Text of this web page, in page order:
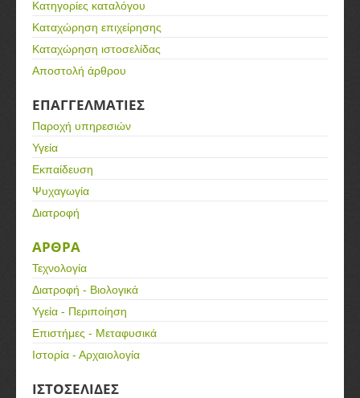
Κατηγορίες καταλόγου
Καταχώρηση επιχείρησης
Καταχώρηση ιστοσελίδας
Αποστολή άρθρου
ΕΠΑΓΓΕΛΜΑΤΙΕΣ
Παροχή υπηρεσιών
Υγεία
Εκπαίδευση
Ψυχαγωγία
Διατροφή
ΑΡΘΡΑ
Τεχνολογία
Διατροφή - Βιολογικά
Υγεία - Περιποίηση
Επιστήμες - Μεταφυσικά
Ιστορία - Αρχαιολογία
ΙΣΤΟΣΕΛΙΔΕΣ